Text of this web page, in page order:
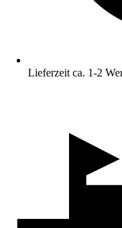
Lieferzeit ca. 1-2